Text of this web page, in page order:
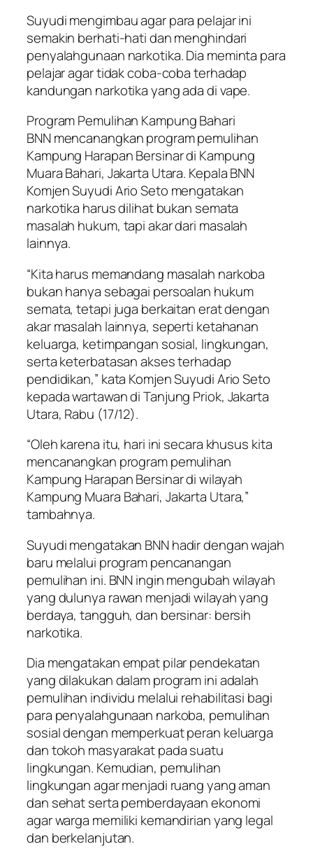
Suyudi mengimbau agar para pelajar ini
semakin berhati-hati dan menghindari
penyalahgunaan narkotika. Dia meminta para
pelajar agar tidak coba-coba terhadap
kandungan narkotika yang ada di vape.
Program Pemulihan Kampung Bahari
BNN mencanangkan program pemulihan
Kampung Harapan Bersinar di Kampung
Muara Bahari, Jakarta Utara. Kepala BNN
Komjen Suyudi Ario Seto mengatakan
narkotika harus dilihat bukan semata
masalah hukum, tapi akar dari masalah
lainnya.
“Kita harus memandang masalah narkoba
bukan hanya sebagai persoalan hukum
semata, tetapi juga berkaitan erat dengan
akar masalah lainnya, seperti ketahanan
keluarga, ketimpangan sosial, lingkungan,
serta keterbatasan akses terhadap
pendidikan,” kata Komjen Suyudi Ario Seto
kepada wartawan di Tanjung Priok, Jakarta
Utara, Rabu (17/12).
“Oleh karena itu, hari ini secara khusus kita
mencanangkan program pemulihan
Kampung Harapan Bersinar di wilayah
Kampung Muara Bahari, Jakarta Utara,”
tambahnya.
Suyudi mengatakan BNN hadir dengan wajah
baru melalui program pencanangan
pemulihan ini. BNN ingin mengubah wilayah
yang dulunya rawan menjadi wilayah yang
berdaya, tangguh, dan bersinar: bersih
narkotika.
Dia mengatakan empat pilar pendekatan
yang dilakukan dalam program ini adalah
pemulihan individu melalui rehabilitasi bagi
para penyalahgunaan narkoba, pemulihan
sosial dengan memperkuat peran keluarga
dan tokoh masyarakat pada suatu
lingkungan. Kemudian, pemulihan
lingkungan agar menjadi ruang yang aman
dan sehat serta pemberdayaan ekonomi
agar warga memiliki kemandirian yang legal
dan berkelanjutan.